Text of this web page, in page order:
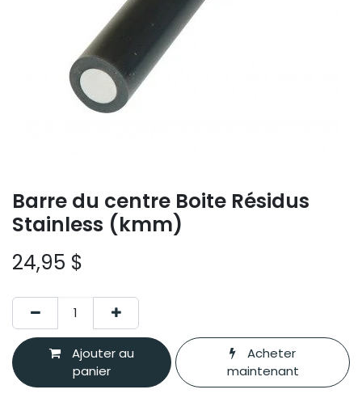
Barre du centre Boite Résidus
Stainless (kmm)
24,95 $
Ajouter au
panier
Acheter
maintenant